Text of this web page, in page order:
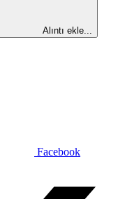
Alıntı ekle...
Facebook